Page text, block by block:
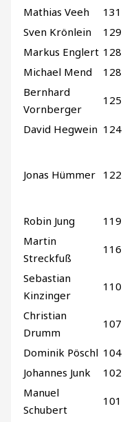
Mathias Veeh 131
Sven Krönlein
129
Markus Englert 128
Michael Mend
128
Bernhard
Vornberger
125
David Hegwein 124
Jonas Hümmer 122
Robin Jung
119
Martin
Streckfuß
116
Sebastian
Kinzinger
110
Christian
Drumm
107
Dominik Pöschl 104
Johannes Junk
102
Manuel
Schubert
101